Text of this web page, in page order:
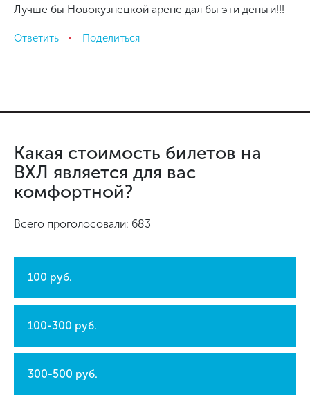
Лучше бы Новокузнецкой арене дал бы эти деньги!!!
Ответить Поделиться
Какая стоимость билетов на
ВХЛ является для вас
комфортной?
Всего проголосовали: 683
100 руб.
100-300 руб.
300-500 руб.